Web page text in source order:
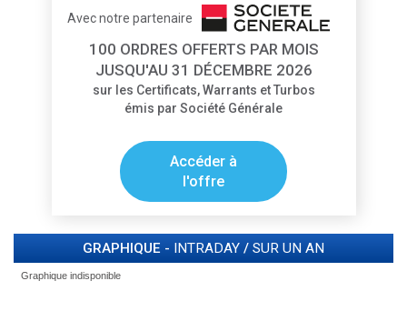
Avec notre partenaire
100 ORDRES OFFERTS PAR MOIS
JUSQU'AU 31 DÉCEMBRE 2026
sur les Certificats, Warrants et Turbos
émis par Société Générale
Accéder à
l'offre
GRAPHIQUE - INTRADAY / SUR UN AN